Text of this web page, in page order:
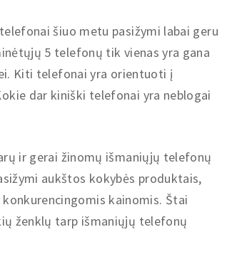
šiuo metu pasižymi labai geru
5 telefonų tik vienas yra gana
Kiti telefonai yra orientuoti į
dar kiniški telefonai yra neblogai
ir gerai žinomų išmaniųjų telefonų
aukštos kokybės produktais,
kainomis. Štai
ženklų tarp išmaniųjų telefonų